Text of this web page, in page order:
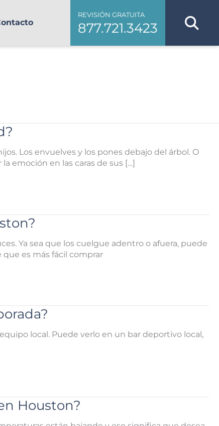
REVISIÓN GRATUITA
877.721.3423
Los envuelves y los pones debajo del árbol. O
emoción en las caras de sus […]
Ya sea que los cuelgue adentro o afuera, puede
que es más fácil comprar
local. Puede verlo en un bar deportivo local,
Houston?